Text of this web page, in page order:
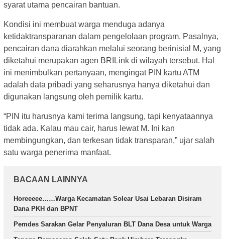
syarat utama pencairan bantuan.
Kondisi ini membuat warga menduga adanya
ketidaktransparanan dalam pengelolaan program. Pasalnya,
pencairan dana diarahkan melalui seorang berinisial M, yang
diketahui merupakan agen BRILink di wilayah tersebut. Hal
ini menimbulkan pertanyaan, mengingat PIN kartu ATM
adalah data pribadi yang seharusnya hanya diketahui dan
digunakan langsung oleh pemilik kartu.
“PIN itu harusnya kami terima langsung, tapi kenyataannya
tidak ada. Kalau mau cair, harus lewat M. Ini kan
membingungkan, dan terkesan tidak transparan,” ujar salah
satu warga penerima manfaat.
BACAAN LAINNYA
Horeeeee……Warga Kecamatan Solear Usai Lebaran Disiram
Dana PKH dan BPNT
Pemdes Sarakan Gelar Penyaluran BLT Dana Desa untuk Warga